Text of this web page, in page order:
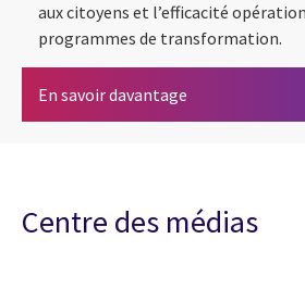
aux citoyens et l’efficacité
programmes de transformation.
En savoir davantage
Centre des médias